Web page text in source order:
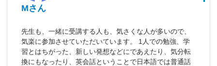
Mさん
先生も、一緒に受講する人も、気さくな人が多いので、
気楽に参加させていただいています。 1人での勉強、学
習とはちがった、新しい発想などにであえたり、気分転
換にもなったり、英会話ということで日本語では普通話